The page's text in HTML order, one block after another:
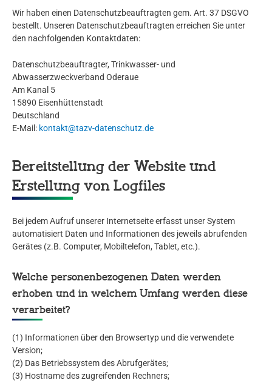
Wir haben einen Datenschutzbeauftragten gem. Art. 37 DSGVO
bestellt. Unseren Datenschutzbeauftragten erreichen Sie unter
den nachfolgenden Kontaktdaten:
Datenschutzbeauftragter, Trinkwasser- und
Abwasserzweckverband Oderaue
Am Kanal 5
15890 Eisenhüttenstadt
Deutschland
E-Mail: kontakt@tazv-datenschutz.de
Bereitstellung der Website und
Erstellung von Logfiles
Bei jedem Aufruf unserer Internetseite erfasst unser System
automatisiert Daten und Informationen des jeweils abrufenden
Gerätes (z.B. Computer, Mobiltelefon, Tablet, etc.).
Welche personenbezogenen Daten werden
erhoben und in welchem Umfang werden diese
verarbeitet?
(1) Informationen über den Browsertyp und die verwendete
Version;
(2) Das Betriebssystem des Abrufgerätes;
(3) Hostname des zugreifenden Rechners;